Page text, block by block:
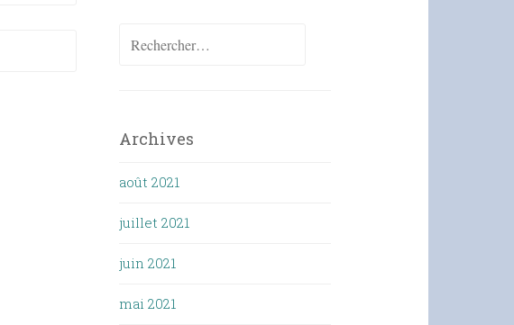
Rechercher :
Archives
août 2021
juillet 2021
juin 2021
mai 2021